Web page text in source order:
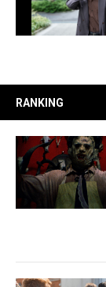
RANKING